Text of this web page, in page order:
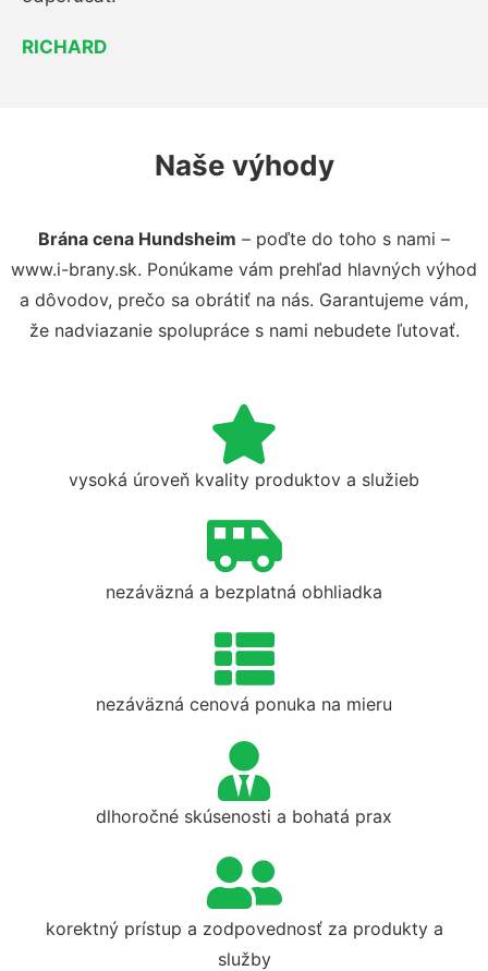
RICHARD
Naše výhody
Brána cena Hundsheim – poďte do toho s nami –
www.i-brany.sk. Ponúkame vám prehľad hlavných výhod
a dôvodov, prečo sa obrátiť na nás. Garantujeme vám,
že nadviazanie spolupráce s nami nebudete ľutovať.
vysoká úroveň kvality produktov a služieb
nezáväzná a bezplatná obhliadka
nezáväzná cenová ponuka na mieru
dlhoročné skúsenosti a bohatá prax
korektný prístup a zodpovednosť za produkty a
služby